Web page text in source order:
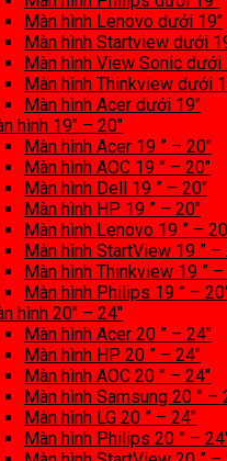
Màn hình Lenovo dưới 19″
Màn hình Startview dưới
Màn hình View Sonic dưới
Màn hình Thinkview dưới
Màn hình Acer dưới 19″
hình 19″ – 20″
Màn hình Acer 19 ” – 20″
Màn hình AOC 19 ” – 20″
Màn hình Dell 19 ” – 20″
Màn hình HP 19 ” – 20″
Màn hình Lenovo 19 ” –
Màn hình StartView 19 ” –
Màn hình Thinkview 19 ” –
Màn hình Philips 19 ” –
hình 20″ – 24″
Màn hình Acer 20 ” – 24″
Màn hình HP 20 ” – 24″
Màn hình AOC 20 ” – 24″
Màn hình Samsung 20 ” –
Màn hình LG 20 ” – 24″
Màn hình Philips 20 ” –